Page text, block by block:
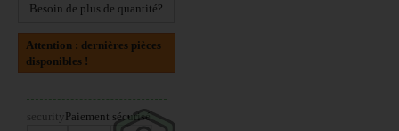
Besoin de plus de quantité?
Attention : dernières pièces
disponibles !
security Paiement sécurisé